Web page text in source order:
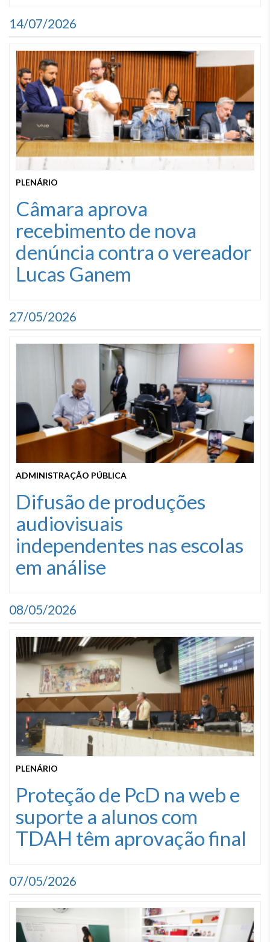
14/07/2026
PLENÁRIO
Câmara aprova
recebimento de nova
denúncia contra o vereador
Lucas Ganem
27/05/2026
ADMINISTRAÇÃO PÚBLICA
Difusão de produções
audiovisuais
independentes nas escolas
em análise
08/05/2026
PLENÁRIO
Proteção de PcD na web e
suporte a alunos com
TDAH têm aprovação final
07/05/2026